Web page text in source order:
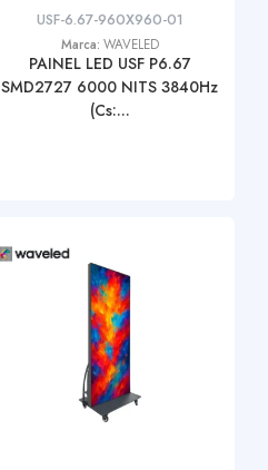
USF-6.67-960X960-01
Marca: WAVELED
PAINEL LED USF P6.67
SMD2727 6000 NITS 3840Hz
(Cs:...